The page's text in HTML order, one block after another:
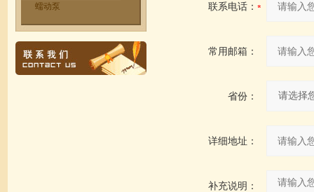
蠕动泵
联系电话：
常用邮箱：
省份：
详细地址：
补充说明：